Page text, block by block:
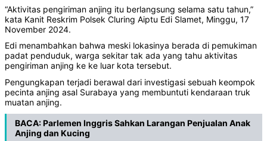
“Aktivitas pengiriman anjing itu berlangsung selama satu tahun,”
kata Kanit Reskrim Polsek Cluring Aiptu Edi Slamet, Minggu, 17
November 2024.
Edi menambahkan bahwa meski lokasinya berada di pemukiman
padat penduduk, warga sekitar tak ada yang tahu aktivitas
pengiriman anjing ke ke luar kota tersebut.
Pengungkapan terjadi berawal dari investigasi sebuah keompok
pecinta anjing asal Surabaya yang membuntuti kendaraan truk
muatan anjing.
BACA:Parlemen Inggris Sahkan Larangan Penjualan Anak
Anjing dan Kucing